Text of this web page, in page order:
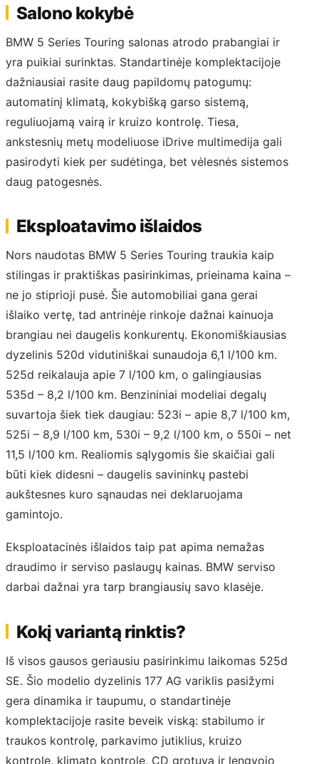
Salono kokybė
BMW 5 Series Touring salonas atrodo prabangiai ir
yra puikiai surinktas. Standartinėje komplektacijoje
dažniausiai rasite daug papildomų patogumų:
automatinį klimatą, kokybišką garso sistemą,
reguliuojamą vairą ir kruizo kontrolę. Tiesa,
ankstesnių metų modeliuose iDrive multimedija gali
pasirodyti kiek per sudėtinga, bet vėlesnės sistemos
daug patogesnės.
Eksploatavimo išlaidos
Nors naudotas BMW 5 Series Touring traukia kaip
stilingas ir praktiškas pasirinkimas, prieinama kaina –
ne jo stiprioji pusė. Šie automobiliai gana gerai
išlaiko vertę, tad antrinėje rinkoje dažnai kainuoja
brangiau nei daugelis konkurentų. Ekonomiškiausias
dyzelinis 520d vidutiniškai sunaudoja 6,1 l/100 km.
525d reikalauja apie 7 l/100 km, o galingiausias
535d – 8,2 l/100 km. Benzininiai modeliai degalų
suvartoja šiek tiek daugiau: 523i – apie 8,7 l/100 km,
525i – 8,9 l/100 km, 530i – 9,2 l/100 km, o 550i – net
11,5 l/100 km. Realiomis sąlygomis šie skaičiai gali
būti kiek didesni – daugelis savininkų pastebi
aukštesnes kuro sąnaudas nei deklaruojama
gamintojo.
Eksploatacinės išlaidos taip pat apima nemažas
draudimo ir serviso paslaugų kainas. BMW serviso
darbai dažnai yra tarp brangiausių savo klasėje.
Kokį variantą rinktis?
Iš visos gausos geriausiu pasirinkimu laikomas 525d
SE. Šio modelio dyzelinis 177 AG variklis pasižymi
gera dinamika ir taupumu, o standartinėje
komplektacijoje rasite beveik viską: stabilumo ir
traukos kontrolę, parkavimo jutiklius, kruizo
kontrolę, klimato kontrolę, CD grotuvą ir lengvojo